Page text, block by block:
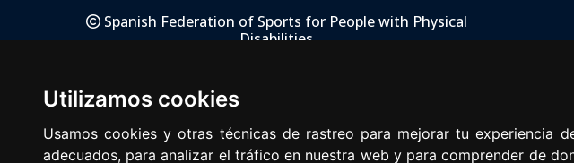
Utilizamos cookies
Usamos cookies y otras técnicas de rastreo para mejorar tu experiencia
adecuados, para analizar el tráfico en nuestra web y para comprender de
Spanish Federation of Sports for People with Physical
Disabilities